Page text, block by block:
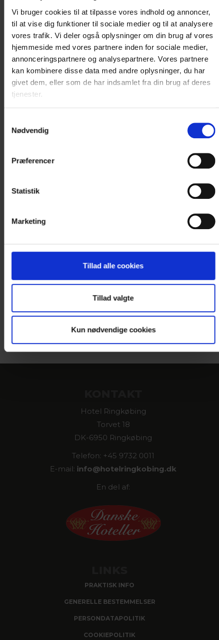
Vi bruger cookies til at tilpasse vores indhold og annoncer,
til at vise dig funktioner til sociale medier og til at analysere
vores trafik. Vi deler også oplysninger om din brug af vores
hjemmeside med vores partnere inden for sociale medier,
annonceringspartnere og analysepartnere. Vores partnere
kan kombinere disse data med andre oplysninger, du har
givet dem, eller som de har indsamlet fra din brug af deres
tjenester.
Nødvendig
Præferencer
Statistik
Marketing
Tillad alle cookies
Tillad valgte
Kun nødvendige cookies
Kontakt os for booking og nærmere
information på +45 9732 0011
eller..
< VÆLG NY DATO I KALENDEREN
Hotel Ringkøbing
Torvet 18
DK-6950 Ringkøbing
Telefon: +45 9732 0011
E-mail: info@hotelringkobing.dk
En del af:
PRAKTISK INFO
GENERELLE BESTEMMELSER
PERSONDATAPOLITIK
COOKIEPOLITIK